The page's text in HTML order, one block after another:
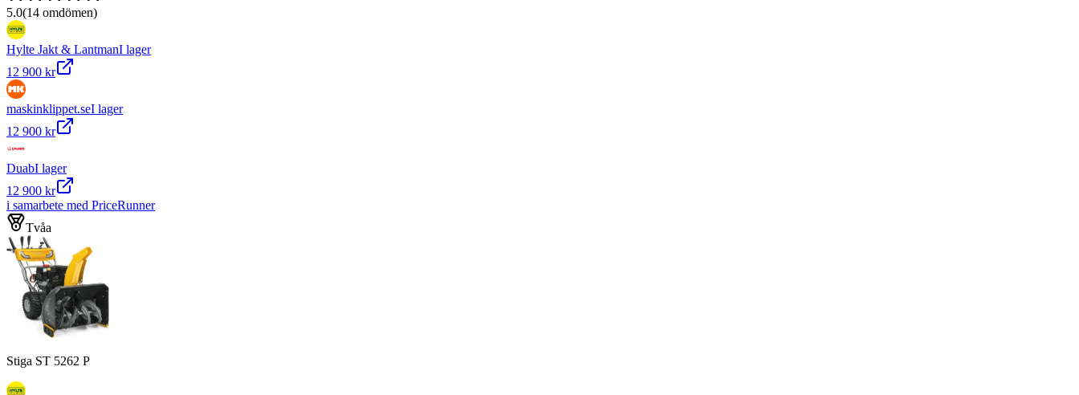
5.0(14 omdömen)
Hylte Jakt & LantmanI lager
12 900 kr
maskinklippet.seI lager
12 900 kr
DuabI lager
12 900 kr
i samarbete med PriceRunner
Tvåa
Stiga ST 5262 P